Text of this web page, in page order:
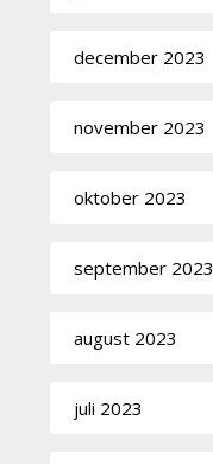
december 2023
november 2023
oktober 2023
september 2023
august 2023
juli 2023